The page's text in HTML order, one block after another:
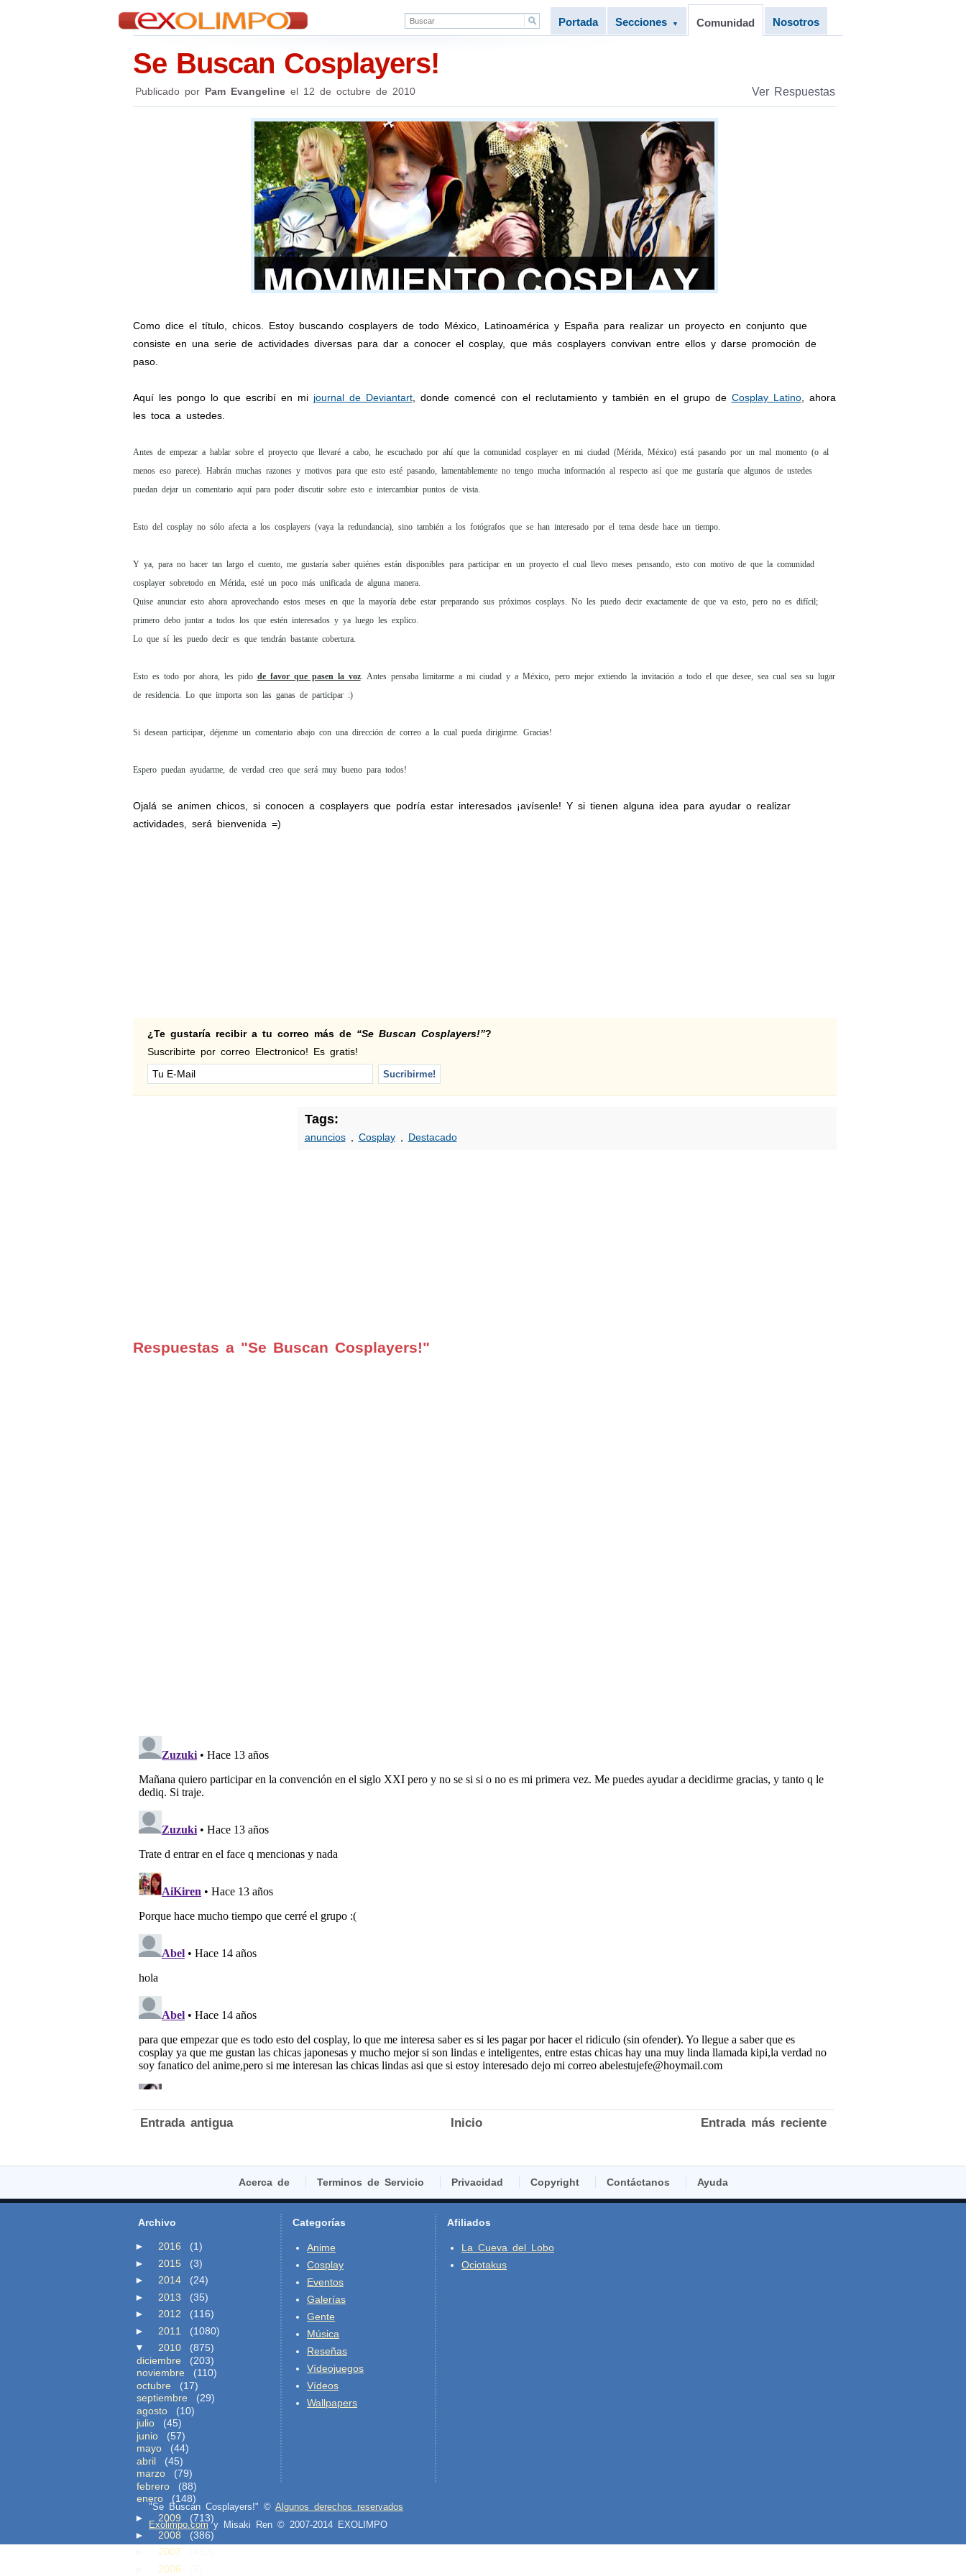
Portada Secciones ▼ Comunidad Nosotros
Se Buscan Cosplayers!
Publicado por Pam Evangelineel 12 de octubre de 2010 Ver Respuestas
Como dice el título, chicos. Estoy buscando cosplayers de todo México, Latinoamérica y España para realizar un proyecto en conjunto que
consiste en una serie de actividades diversas para dar a conocer el cosplay, que más cosplayers convivan entre ellos y darse promoción de
paso.
Aquí les pongo lo que escribí en mi journal de Deviantart, donde comencé con el reclutamiento y también en el grupo de Cosplay Latino, ahora
les toca a ustedes.
Antes de empezar a hablar sobre el proyecto que llevaré a cabo, he escuchado por ahí que la comunidad cosplayer en mi ciudad (Mérida, México) está pasando por un mal momento (o al
menos eso parece). Habrán muchas razones y motivos para que esto esté pasando, lamentablemente no tengo mucha información al respecto así que me gustaría que algunos de ustedes
puedan dejar un comentario aquí para poder discutir sobre esto e intercambiar puntos de vista.
Esto del cosplay no sólo afecta a los cosplayers (vaya la redundancia), sino también a los fotógrafos que se han interesado por el tema desde hace un tiempo.
Y ya, para no hacer tan largo el cuento, me gustaría saber quiénes están disponibles para participar en un proyecto el cual llevo meses pensando, esto con motivo de que la comunidad
cosplayer sobretodo en Mérida, esté un poco más unificada de alguna manera.
Quise anunciar esto ahora aprovechando estos meses en que la mayoría debe estar preparando sus próximos cosplays. No les puedo decir exactamente de que va esto, pero no es difícil;
primero debo juntar a todos los que estén interesados y ya luego les explico.
Lo que sí les puedo decir es que tendrán bastante cobertura.
Esto es todo por ahora, les pido de favor que pasen la voz. Antes pensaba limitarme a mi ciudad y a México, pero mejor extiendo la invitación a todo el que desee, sea cual sea su lugar
de residencia. Lo que importa son las ganas de participar :)
Si desean participar, déjenme un comentario abajo con una dirección de correo a la cual pueda dirigirme. Gracias!
Espero puedan ayudarme, de verdad creo que será muy bueno para todos!
Ojalá se animen chicos, si conocen a cosplayers que podría estar interesados ¡avísenle! Y si tienen alguna idea para ayudar o realizar
actividades, será bienvenida =)
¿Te gustaría recibir a tu correo más de “Se Buscan Cosplayers!”?
Suscribirte por correo Electronico! Es gratis!
Tags:
anuncios, Cosplay, Destacado
Respuestas a "Se Buscan Cosplayers!"
Entrada más reciente
Entrada antigua Inicio
Acerca de Terminos de Servicio Privacidad Copyright Contáctanos Ayuda
Archivo
► 2016
(1)
►
2015
(3)
►
2014
(24)
►
2013
(35)
►
2012
(116)
►
2011
(1080)
▼
2010
(875)
diciembre
(203)
noviembre
(110)
octubre
(17)
septiembre
(29)
agosto
(10)
julio
(45)
junio
(57)
mayo
(44)
abril
(45)
marzo
(79)
febrero
(88)
enero
(148)
►
2009
(713)
►
2008
(386)
2007
2006
Categorías
Anime
Cosplay
Eventos
Galerías
Gente
Música
Reseñas
Vídeojuegos
Vídeos
Wallpapers
Afiliados
La Cueva del Lobo
Ociotakus
"Se Buscan Cosplayers!" © Algunos derechos reservados
Exolimpo.comy Misaki Ren © 2007-2014 EXOLIMPO